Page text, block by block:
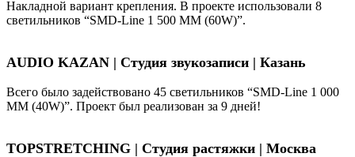
Накладной вариант крепления. В проекте использовали 8
светильников “SMD-Line 1 500 ММ (60W)”.
AUDIO KAZAN | Студия звукозаписи | Казань
Всего было задействовано 45 светильников “SMD-Line 1 000
ММ (40W)”. Проект был реализован за 9 дней!
TOPSTRETCHING | Студия растяжки | Москва